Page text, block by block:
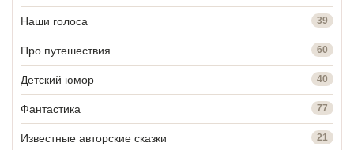
Наши голоса 39
Про путешествия 60
Детский юмор 40
Фантастика 77
Известные авторские сказки 21